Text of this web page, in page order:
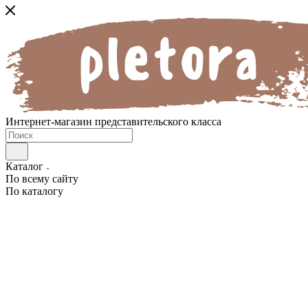
Интернет-магазин представительского класса
Каталог
По всему сайту
По каталогу